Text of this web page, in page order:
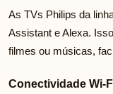
As TVs Philips da
Assistant e Alexa.
filmes ou músicas,
Conectividade Wi-